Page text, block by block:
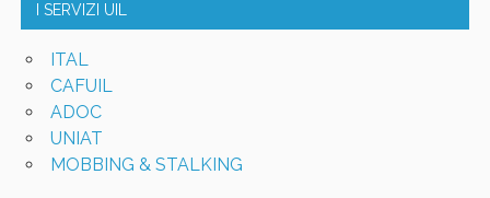
I SERVIZI UIL
ITAL
CAFUIL
ADOC
UNIAT
MOBBING & STALKING